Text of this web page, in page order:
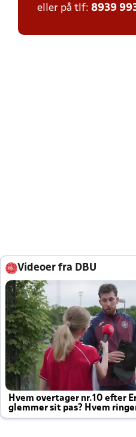
eller på tlf: 8939
Videoer fra DBU
Hvem overtager nr.10 efter
glemmer sit pas? Hvem
altid til efter kampe?